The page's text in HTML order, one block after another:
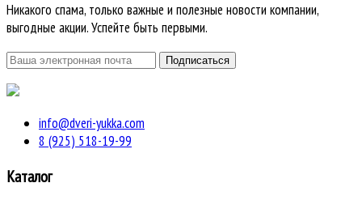
Никакого спама, только важные и полезные новости компании,
выгодные акции. Успейте быть первыми.
info@dveri-yukka.com
8 (925) 518-19-99
Каталог